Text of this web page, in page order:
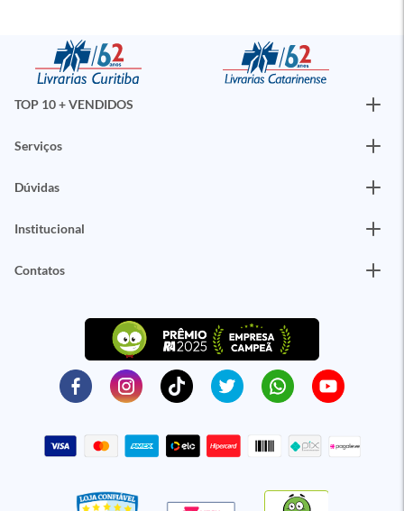
TOP 10 + VENDIDOS
Serviços
Dúvidas
Institucional
Contatos